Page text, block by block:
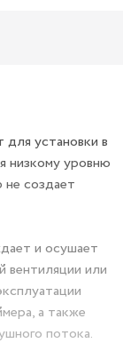
установки в
низкому уровню
создает
и осушает
вентиляции или
а также
потока.